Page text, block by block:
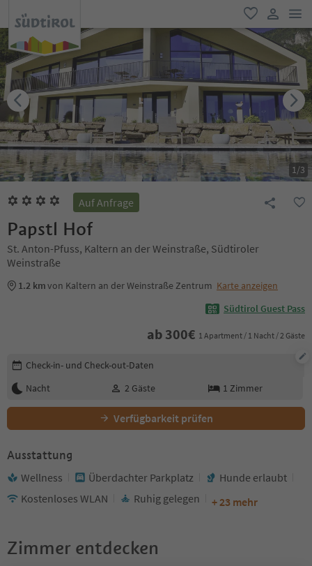
favorit
user link
1/3
Auf Anfrage
Papstl Hof
St. Anton-Pfuss, Kaltern an der Weinstraße, Südtiroler
Weinstraße
1.2 kmvon Kaltern an der Weinstraße Zentrum Karte anzeigen
Südtirol Guest Pass
ab 300€ 1 Apartment / 1 Nacht / 2 Gäste
Buchungsdetails bearbeiten
Check-in- und Check-out-Daten
Nacht
2 Gäste 1 Zimmer
Verfügbarkeit prüfen
Ausstattung
Wellness Überdachter Parkplatz
Hunde erlaubt
Kostenloses WLAN
Ruhig gelegen + 23 mehr
Zimmer entdecken